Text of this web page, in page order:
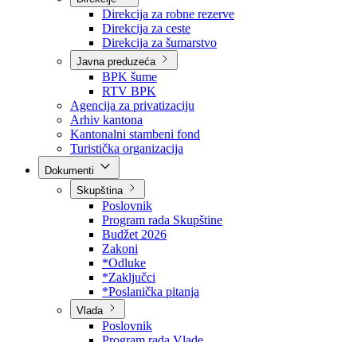
Kantonalna uprava za inspekcijske poslove
Kantonalna uprava civilne zaštite
Direkcije
Direkcija za robne rezerve
Direkcija za ceste
Direkcija za šumarstvo
Javna preduzeća
BPK šume
RTV BPK
Agencija za privatizaciju
Arhiv kantona
Kantonalni stambeni fond
Turistička organizacija
Skupština
Poslovnik
Program rada Skupštine
Budžet 2026
Zakoni
*Odluke
*Zaključci
*Poslanička pitanja